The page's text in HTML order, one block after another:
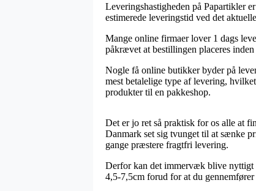
Leveringshastigheden på Papartikler
estimerede leveringstid ved det
Mange online firmaer lover 1 dags
påkrævet at bestillingen placeres
Nogle få online butikker byder på
mest betalelige type af levering,
produkter til en pakkeshop.
Det er jo ret så praktisk for os alle at
Danmark set sig tvunget til at sænke
gange præstere fragtfri levering.
Derfor kan det immervæk blive nyttigt
4,5-7,5cm forud for at du